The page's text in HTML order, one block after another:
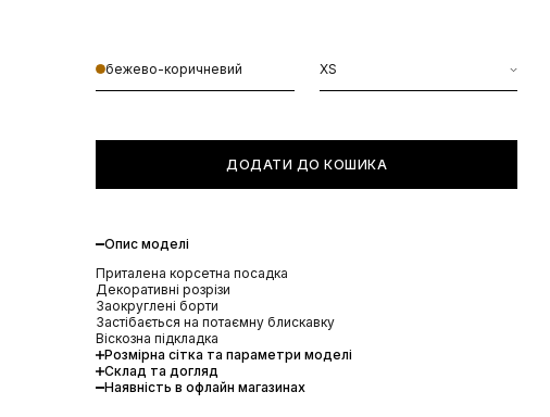
бежево-коричневий XS
ДОДАТИ ДО КОШИКА
Опис моделі
Приталена корсетна посадка
Декоративні розрізи
Заокруглені борти
Застібається на потаємну блискавку
Віскозна підкладка
Розмірна сітка та параметри моделі
Склад та догляд
Наявність в офлайн магазинах